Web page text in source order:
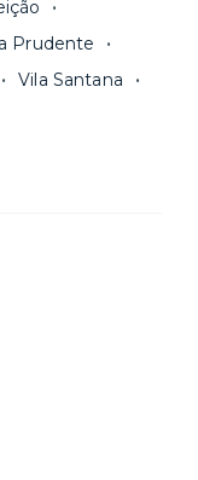
Prudente
Vila Santana